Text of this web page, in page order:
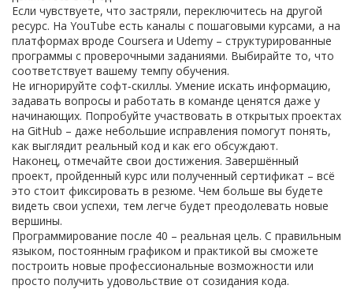
Если чувствуете, что застряли, переключитесь на другой
ресурс. На YouTube есть каналы с пошаговыми курсами, а на
платформах вроде Coursera и Udemy – структурированные
программы с проверочными заданиями. Выбирайте то, что
соответствует вашему темпу обучения.
Не игнорируйте софт‑скиллы. Умение искать информацию,
задавать вопросы и работать в команде ценятся даже у
начинающих. Попробуйте участвовать в открытых проектах
на GitHub – даже небольшие исправления помогут понять,
как выглядит реальный код и как его обсуждают.
Наконец, отмечайте свои достижения. Завершённый
проект, пройденный курс или полученный сертификат – всё
это стоит фиксировать в резюме. Чем больше вы будете
видеть свои успехи, тем легче будет преодолевать новые
вершины.
Программирование после 40 – реальная цель. С правильным
языком, постоянным графиком и практикой вы сможете
построить новые профессиональные возможности или
просто получить удовольствие от созидания кода.